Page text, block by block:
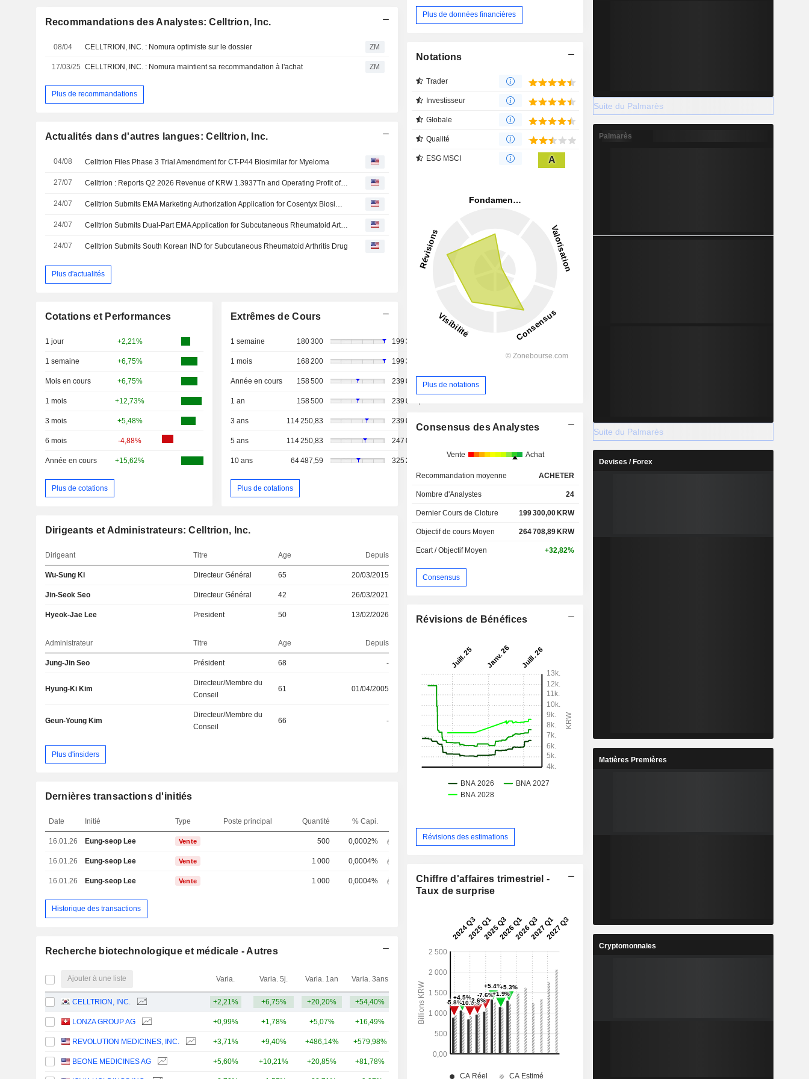
Recommandations des Analystes: Celltrion, Inc.
08/04 CELLTRION, INC. : Nomura optimiste sur le dossier ZM
17/03/25 CELLTRION, INC. : Nomura maintient sa recommandation à l'achat ZM
Plus de recommandations
Actualités dans d'autres langues: Celltrion, Inc.
04/08 Celltrion Files Phase 3 Trial Amendment for CT-P44 Biosimilar for Myeloma
27/07 Celltrion : Reports Q2 2026 Revenue of KRW 1.3937Tn and Operating Profit of KRW 451.8Bn; Record Quarterly Revenue as New Product Growth and Cost Improvements Boost Profitability
24/07
24/07
24/07 Celltrion Submits South Korean IND for Subcutaneous Rheumatoid Arthritis Drug
Plus d'actualités
Cotations et Performances
1 jour +2,21%
1 semaine +6,75%
Mois en cours +6,75%
1 mois +12,73%
3 mois +5,48%
6 mois -4,88%
Année en cours +15,62%
Plus de cotations
Extrêmes de Cours
1 semaine 180 300 199 300
1 mois 168 200 199 300
Année en cours 158 500 239 047,62
1 an 158 500 239 047,62
3 ans 114 250,83 239 047,62
5 ans 114 250,83 247 058,06
10 ans 64 487,59 325 235,48
Plus de cotations
Dirigeants et Administrateurs: Celltrion, Inc.
Dirigeant Titre Age Depuis
Wu-Sung Ki Directeur Général 65 20/03/2015
Jin-Seok Seo Directeur Général 42 26/03/2021
Hyeok-Jae Lee President 50 13/02/2026
Administrateur Titre Age Depuis
Jung-Jin Seo Président 68 -
Hyung-Ki Kim
Directeur/Membre du
Conseil
61 01/04/2005
Geun-Young Kim
Directeur/Membre du
Conseil
66 -
Plus d'insiders
Dernières transactions d'initiés
Date Initié Type Poste principal Quantité % Capi.
16.01.26 Eung-seop Lee Vente 500 0,0002%
16.01.26 Eung-seop Lee Vente 1 000 0,0004%
16.01.26 Eung-seop Lee Vente 1 000 0,0004%
Historique des transactions
Recherche biotechnologique et médicale - Autres
Ajouter à une liste Varia. Varia. 5j. Varia. 1an Varia. 3ans
CELLTRION, INC. +2,21% +6,75% +20,20% +54,40% 32,43 Md
LONZA GROUP AG +0,99% +1,78% +5,07% +16,49% 49,47 Md
REVOLUTION MEDICINES, INC. +3,71% +9,40% +486,14% +579,98%
BEONE MEDICINES AG +5,60% +10,21% +20,85% +81,78%
Plus de données financières
Notations
Trader
Investisseur
Globale
Qualité
ESG MSCI A
Plus de notations
Consensus des Analystes
Vente Achat
Recommandation moyenne ACHETER
Nombre d'Analystes 24
Dernier Cours de Cloture 199 300,00 KRW
Objectif de cours Moyen 264 708,89 KRW
Ecart / Objectif Moyen +32,82%
Consensus
Révisions de Bénéfices
Révisions des estimations
Chiffre d'affaires trimestriel -
Taux de surprise
Suite du Palmarès
Palmarès
Suite du Palmarès
Devises / Forex
Matières Premières
Cryptomonnaies